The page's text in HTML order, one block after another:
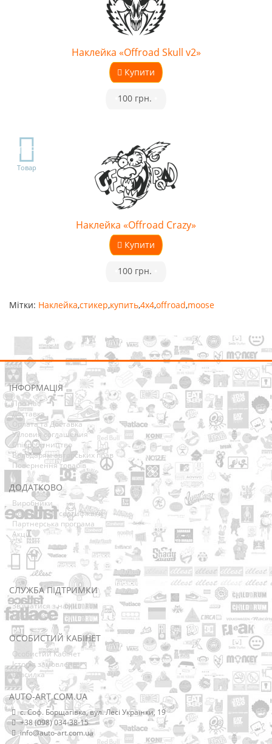
Наклейка «Offroad Skull v2»
Купити
100 грн.
TOP
Товар
Наклейка «Offroad Crazy»
Купити
100 грн.
Мітки: Наклейка,стикер,купить,4x4,offroad,moose
ІНФОРМАЦІЯ
Про нас
Доставка
Оплата та Доставка
Условия соглашения
Співробітництво
Володарям авторських прав
Повернення товарів
ДОДАТКОВО
Виробники
Подарункові сертифікати
Партнерська програма
Акції
СЛУЖБА ПІДТРИМКИ
Зв’язатися з нами
Мапа сайту
ОСОБИСТИЙ КАБІНЕТ
Особистий Кабінет
Історія замовлень
Розсилка
AUTO-ART.COM.UA
с. Соф. Борщагівка, вул. Лесі Українки, 19
+38 (098) 034-38-15
info@auto-art.com.ua